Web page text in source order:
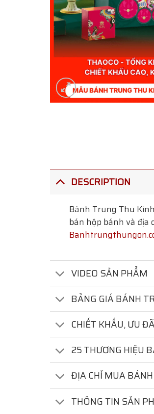
DESCRIPTION
Bánh Trung Thu
bán hộp bánh và địa
VIDEO SẢN PHẨM
BẢNG GIÁ BÁNH
CHIẾT KHẤU, ƯU
25 THƯƠNG HIỆU
ĐỊA CHỈ MUA
THÔNG TIN SẢN